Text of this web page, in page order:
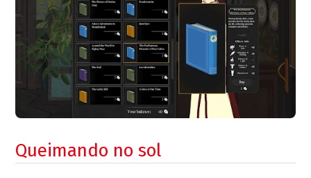
Queimando no sol